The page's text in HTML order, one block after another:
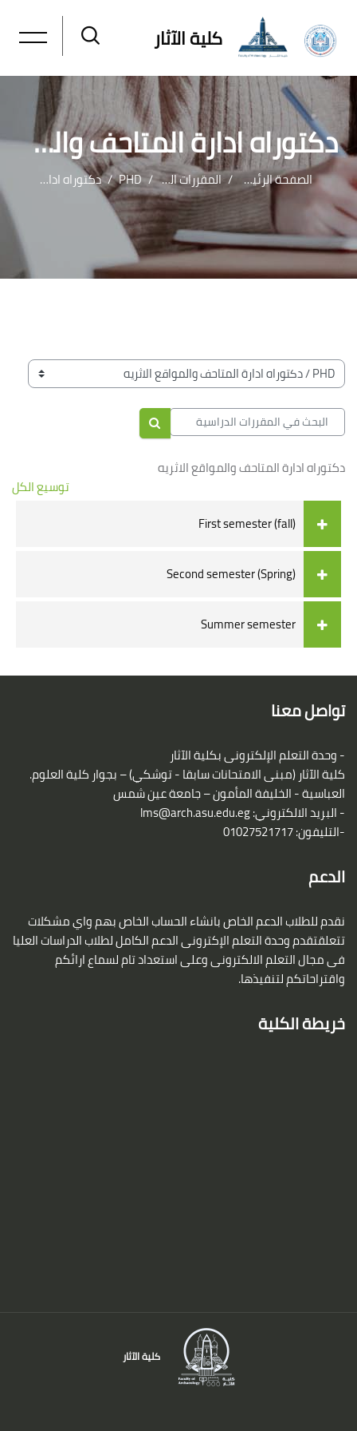
كلية الآثار
دكتوراه ادارة المتاحف والمواقع الاثريه
الصفحة الرئيسية المقررات الدراسية PHD دكتوراه ادارة المتاحف والمواقع الاثريه
الكتل
تصنيفات المقررات
البحث في المقررات الدراسية
البحث في المقررات الدراسية
دكتوراه ادارة المتاحف والمواقع الاثريه
توسيع الكل
First semester (fall)
Second semester (Spring)
Summer semester
الكتل
تواصل معنا
- وحدة التعلم الإلكترونى بكلية الآثار
كلية الآثار (مبنى الامتحانات سابقا - توشكي) – بجوار كلية العلوم.
العباسية - الخليفة المأمون – جامعة عين شمس
- البريد الالكتروني:lms@arch.asu.edu.eg
-التليفون: 01027521717
الدعم
نقدم للطلاب الدعم الخاص بانشاء الحساب الخاص بهم واي مشكلات
تتعلقتقدم وحدة التعلم الإكترونى الدعم الكامل لطلاب الدراسات العليا
فى مجال التعلم الالكترونى وعلى استعداد تام لسماع ارائكم
واقتراحاتكم لتنفيذها.
خريطة الكلية
كلية الآثار